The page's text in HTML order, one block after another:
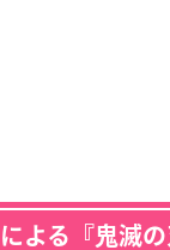
よる『鬼滅